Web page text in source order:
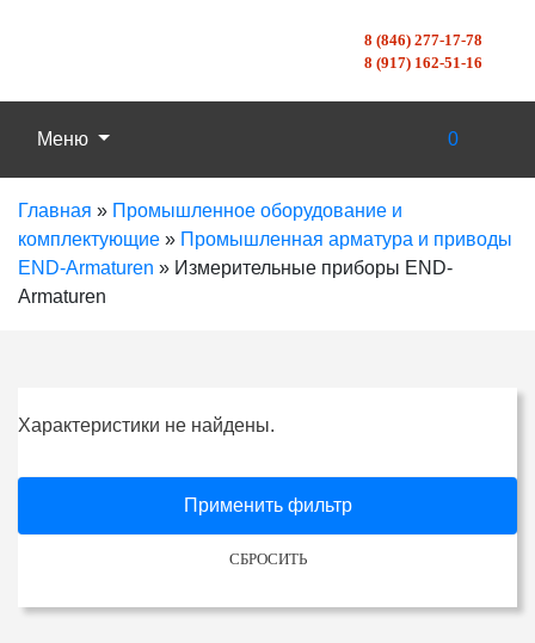
8 (846) 277-17-78
8 (917) 162-51-16
Меню 0
Главная » Промышленное оборудование и
комплектующие » Промышленная арматура и приводы
END-Armaturen » Измерительные приборы END-
Armaturen
Характеристики не найдены.
Применить фильтр
СБРОСИТЬ